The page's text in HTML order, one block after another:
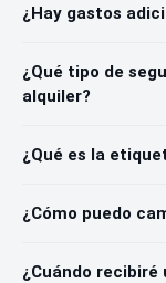
¿Hay gastos
¿Qué tipo de
alquiler?
¿Qué es la
¿Cómo puedo
¿Cuándo